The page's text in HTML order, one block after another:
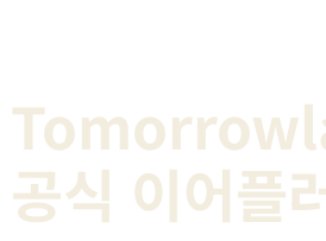
공식 이어플